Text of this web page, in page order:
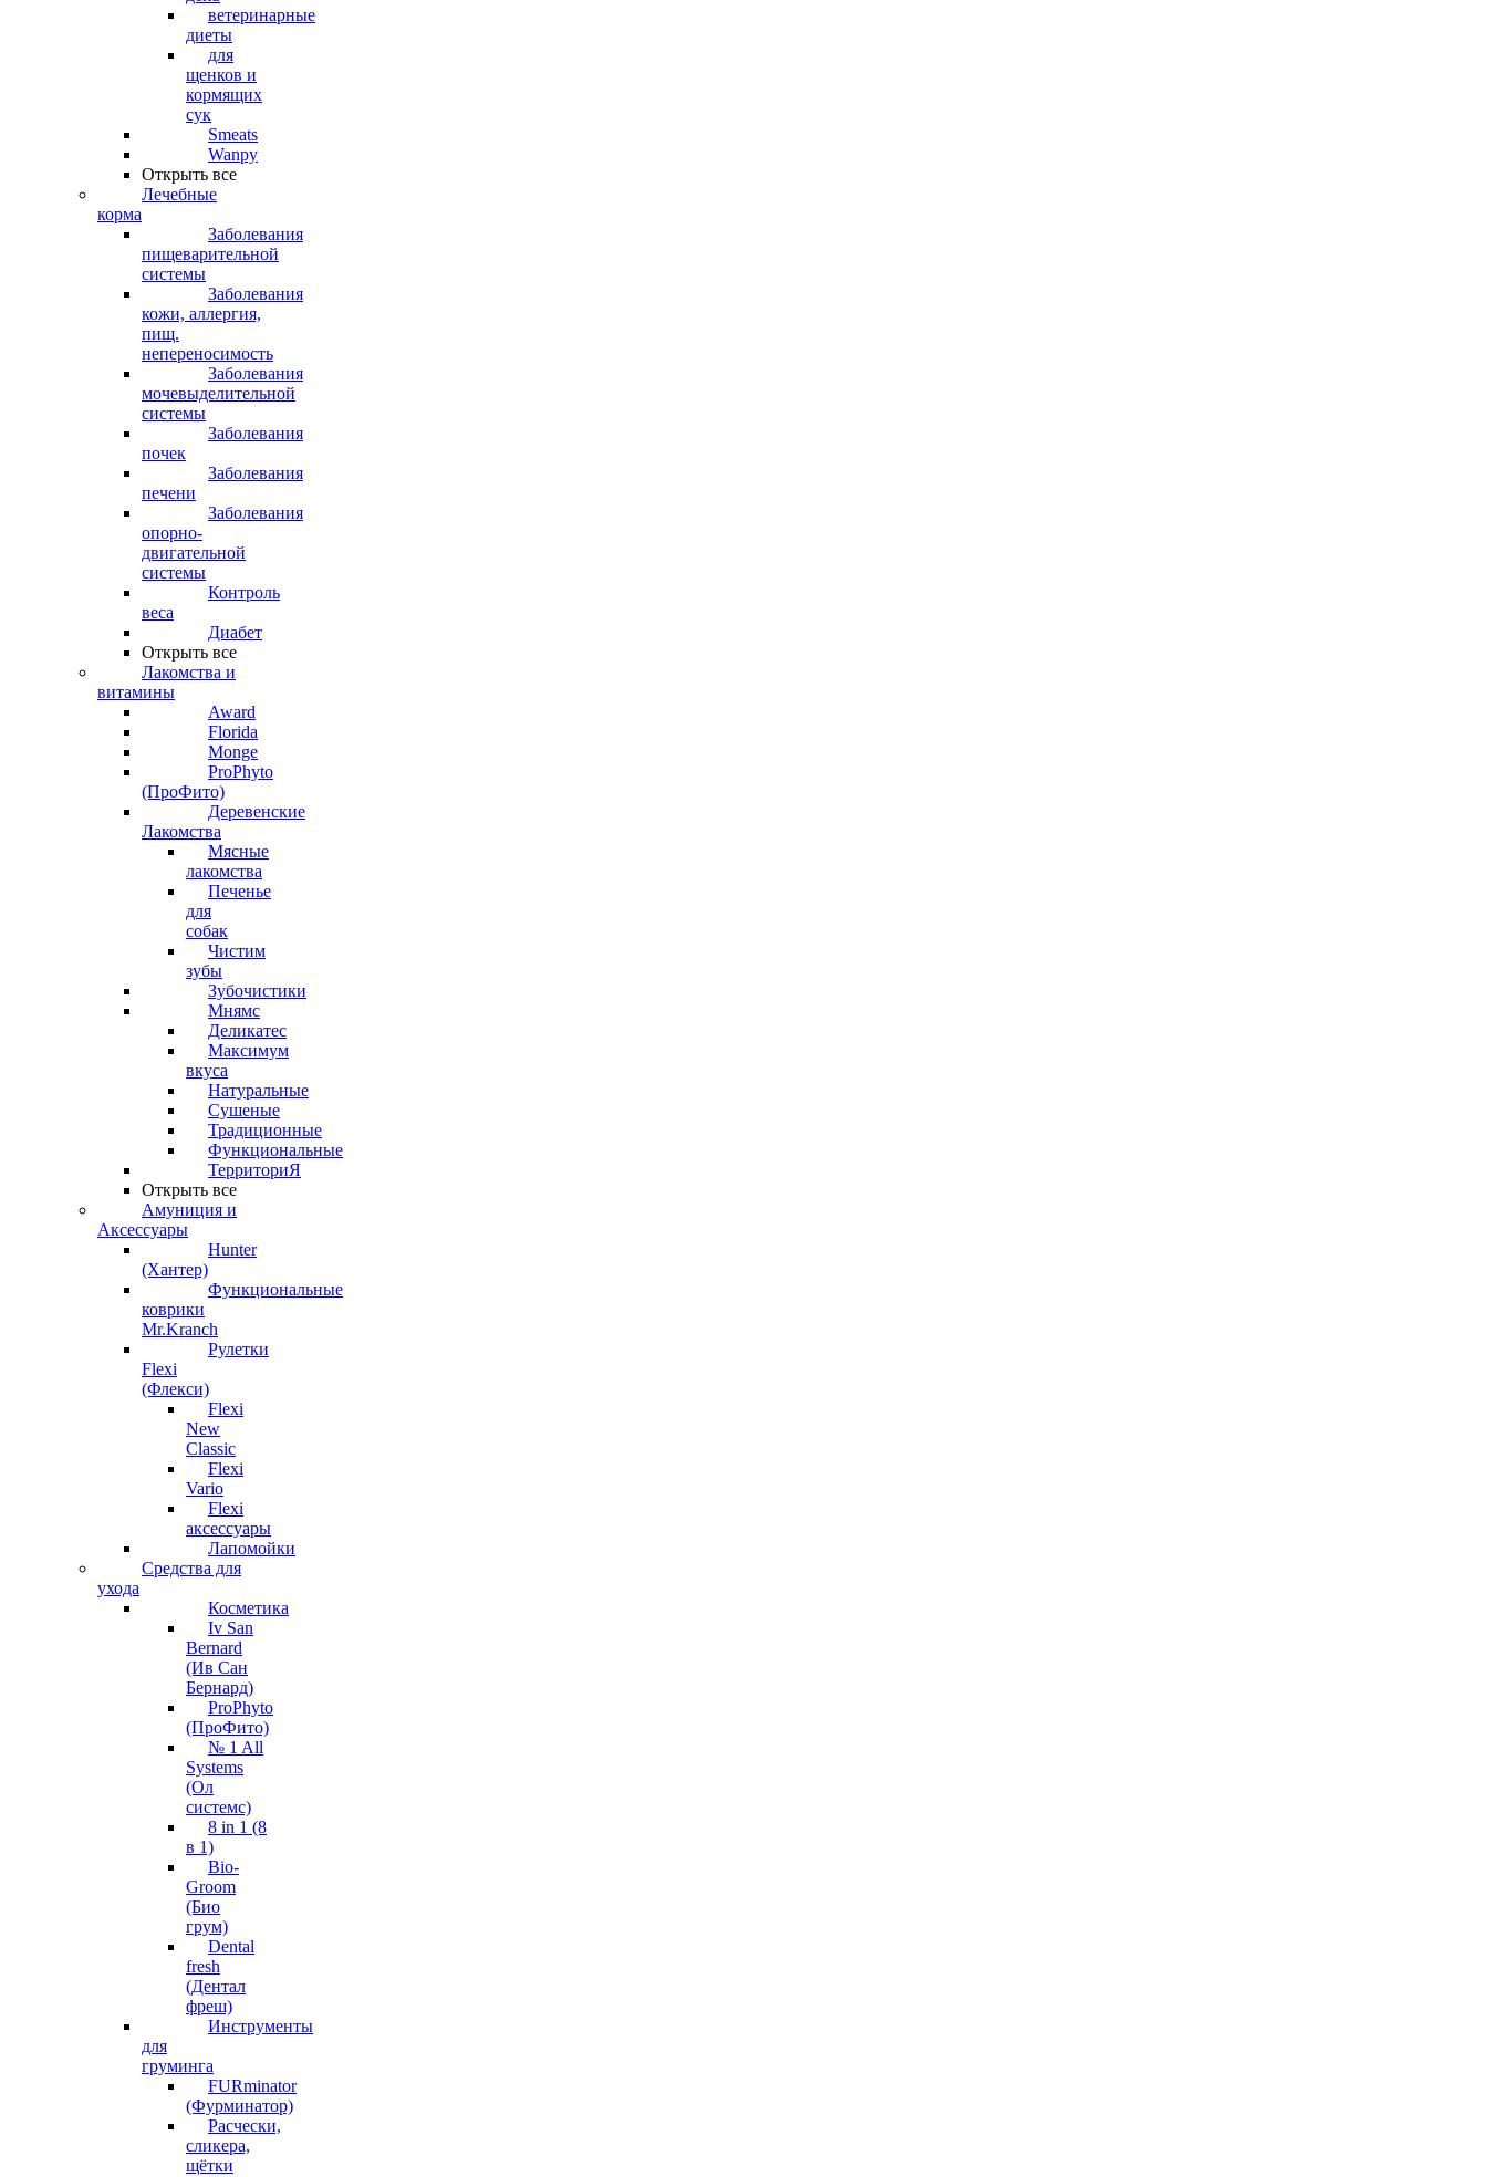
ветеринарные
диеты
для
щенков и
кормящих
сук
Smeats
Wanpy
Открыть все
Лечебные
корма
Заболевания
пищеварительной
системы
Заболевания
кожи, аллергия,
пищ.
непереносимость
Заболевания
мочевыделительной
системы
Заболевания
почек
Заболевания
печени
Заболевания
опорно-
двигательной
системы
Контроль
веса
Диабет
Открыть все
Лакомства и
витамины
Award
Florida
Monge
ProPhyto
(ПроФито)
Деревенские
Лакомства
Мясные
лакомства
Печенье
для
собак
Чистим
зубы
Зубочистики
Мнямс
Деликатес
Максимум
вкуса
Натуральные
Сушеные
Традиционные
Функциональные
ТерриториЯ
Открыть все
Амуниция и
Аксессуары
Hunter
(Хантер)
Функциональные
коврики
Mr.Kranch
Рулетки
Flexi
(Флекси)
Flexi
New
Classic
Flexi
Vario
Flexi
аксессуары
Лапомойки
Средства для
ухода
Косметика
Iv San
Bernard
(Ив Сан
Бернард)
ProPhyto
(ПроФито)
№ 1 All
Systems
(Ол
системс)
8 in 1 (8
в 1)
Bio-
Groom
(Био
грум)
Dental
fresh
(Дентал
фреш)
Инструменты
для
груминга
FURminator
(Фурминатор)
Расчески,
сликера,
щётки